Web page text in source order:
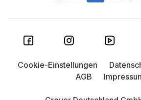
Cookie-Einstellungen
AGB